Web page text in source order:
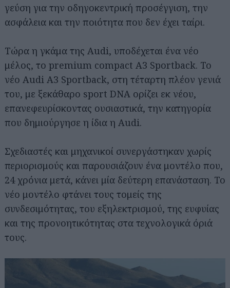
γεύση για την οδηγοκεντρική προσέγγιση, την
ασφάλεια και την ποιότητα που δεν έχει ταίρι.
Τώρα η γκάμα της Audi, υποδέχεται ένα νέο
μέλος, το premium compact A3 Sportback. Το
νέο Audi A3 Sportback, στη τέταρτη πλέον γενιά
του, με ξεκάθαρο sport DNA ορίζει εκ νέου,
επανεφευρίσκοντας ουσιαστικά, την κατηγορία
που δημιούργησε η ίδια η Audi.
Σχεδιαστές και μηχανικοί συνεργάστηκαν χωρίς
περιορισμούς και παρουσιάζουν ένα μοντέλο που,
24 χρόνια μετά, κάνει μία δεύτερη επανάσταση. Το
νέο μοντέλο φτάνει τους τομείς της
συνδεσιμότητας, του εξηλεκτρισμού, της ευφυίας
και της προνοητικότητας στα τεχνολογικά όριά
τους.